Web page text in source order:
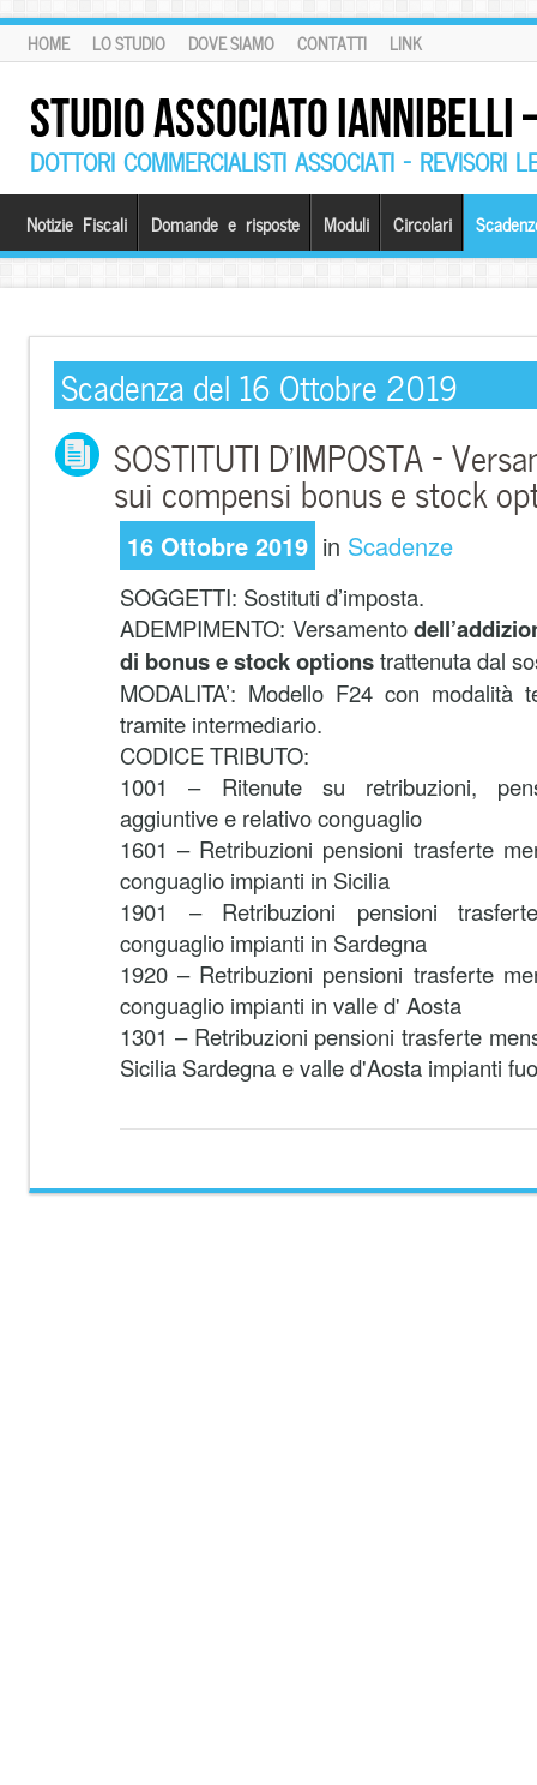
HOME LO STUDIO DOVE SIAMO CONTATTI LINK
STUDIO ASSOCIATO
DOTTORI COMMERCIALISTI ASSOCIATI – REVISORI
Notizie Fiscali Domande e risposte Moduli Circolari
Scadenza del 16 Ottobre 2019
SOSTITUTI D’IMPOSTA –
sui compensi bonus e stock
16 Ottobre 2019 in Scadenze
SOGGETTI: Sostituti d’imposta.
ADEMPIMENTO: Versamento
di bonus e stock optionstrattenuta dal
MODALITA’: Modello F24 con modalità
tramite intermediario.
CODICE TRIBUTO:
1001 – Ritenute su retribuzioni,
aggiuntive e relativo conguaglio
1601 – Retribuzioni pensioni trasferte
conguaglio impianti in Sicilia
1901 – Retribuzioni pensioni
conguaglio impianti in Sardegna
1920 – Retribuzioni pensioni trasferte
conguaglio impianti in valle d' Aosta
1301 – Retribuzioni pensioni trasferte
Sicilia Sardegna e valle d'Aosta impianti